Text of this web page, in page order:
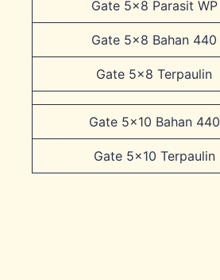
Gate 5×8 Parasit WP
Gate 5×8 Bahan 440
Gate 5×8 Terpaulin
Gate 5×10 Bahan 440
Gate 5×10 Terpaulin